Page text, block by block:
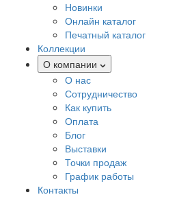
Новинки
Онлайн каталог
Печатный каталог
Коллекции
О компании
О нас
Сотрудничество
Как купить
Оплата
Блог
Выставки
Точки продаж
График работы
Контакты